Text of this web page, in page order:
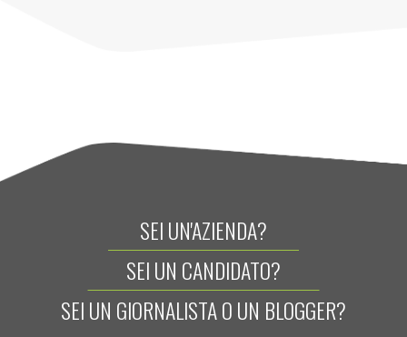
SEI UN'AZIENDA?
SEI UN CANDIDATO?
SEI UN GIORNALISTA O UN BLOGGER?